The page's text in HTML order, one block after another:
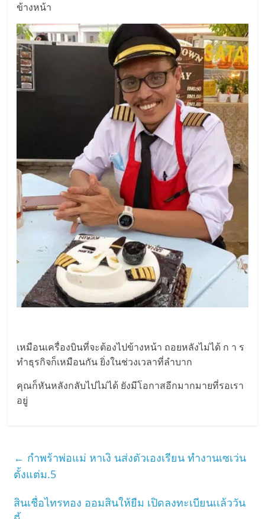
ข้างหน้า
เหมือนเครื่องบินที่จะต้องไปข้างหน้า ถอยหลังไม่ได้ ก า ร
ทำธุรกิจก็เหมือนกัน ยิ่งในช่วงเวลาที่ลำบาก
คุณก็หันหลังกลับไปไม่ได้ ยังมีโอกาสอีกมากมายที่รอเรา
อยู่
← กำพร้าพ่อแม่ หาเงิ นส่งตัวเองเรียน ทำงานเซเว่น
ตั้งแต่ม.5
สินเชื่อไทรทอง ออมสินให้ยืม เปิดลงทะเบียนเเล้ววัน